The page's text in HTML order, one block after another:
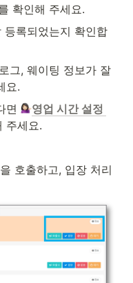
확인해 주세요.
등록되었는지 확인합
그, 웨이팅 정보가 잘
요.
면
영업 시간 설정
주세요.